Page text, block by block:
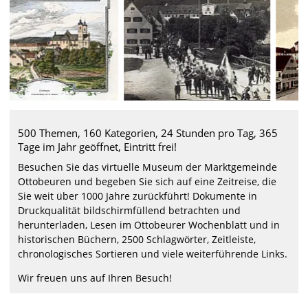
500 Themen, 160 Kategorien, 24 Stunden pro Tag, 365
Tage im Jahr geöffnet, Eintritt frei!
Besuchen Sie das virtuelle Museum der Marktgemeinde
Ottobeuren und begeben Sie sich auf eine Zeitreise, die
Sie weit über 1000 Jahre zurückführt! Dokumente in
Druckqualität bildschirmfüllend betrachten und
herunterladen, Lesen im Ottobeurer Wochenblatt und in
historischen Büchern, 2500 Schlagwörter, Zeitleiste,
chronologisches Sortieren und viele weiterführende Links.
Wir freuen uns auf Ihren Besuch!